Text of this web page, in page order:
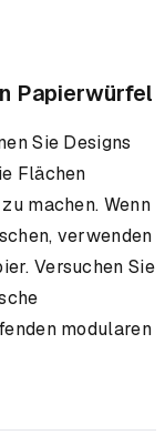
Papierwürfel
Sie Designs
Flächen
machen. Wenn
verwenden
Versuchen Sie
modularen